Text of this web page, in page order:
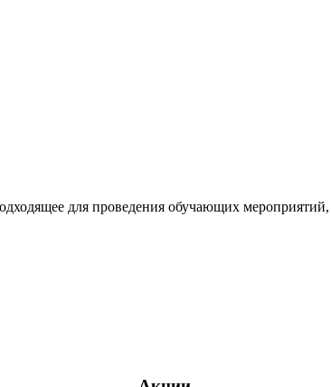
для проведения обучающих мероприятий,